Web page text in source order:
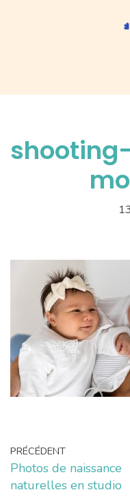
PRÉCÉDENT
Photos de naissance
naturelles en studio